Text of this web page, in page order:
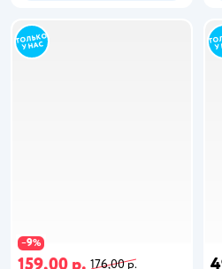
−9%
159,00 р. 176,00 р.